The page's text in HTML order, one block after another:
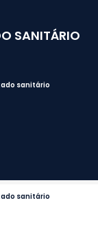
SANITÁRIO
sanitário
sanitário